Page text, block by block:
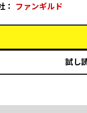
： ファンギルド
試し